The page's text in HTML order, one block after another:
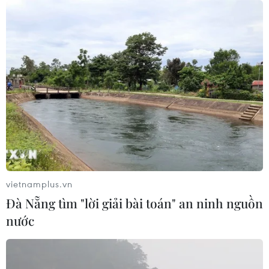
Đà Nẵng tìm "lời giải bài toán" an
ninh nguồn nước
08/08/2026 05:05
Sơn La công bố tình huống khẩn cấp
về thiên tai với hai xã Muổi Nọi, Nậm
Lầu
08/08/2026 03:53
Kết luận số 75-KL/TW: Cà Mau chủ
động thích ứng với biến đổi khí hậu
vietnamplus.vn
Đà Nẵng tìm "lời giải bài toán" an ninh nguồn
nước